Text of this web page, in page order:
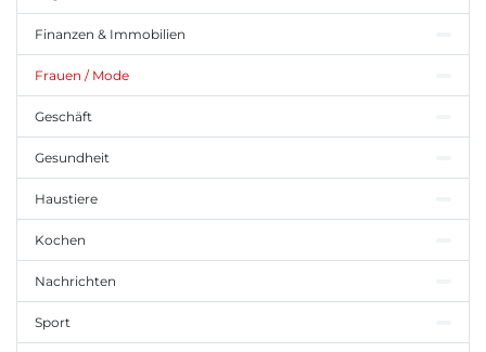
Finanzen & Immobilien
Frauen / Mode
Geschäft
Gesundheit
Haustiere
Kochen
Nachrichten
Sport